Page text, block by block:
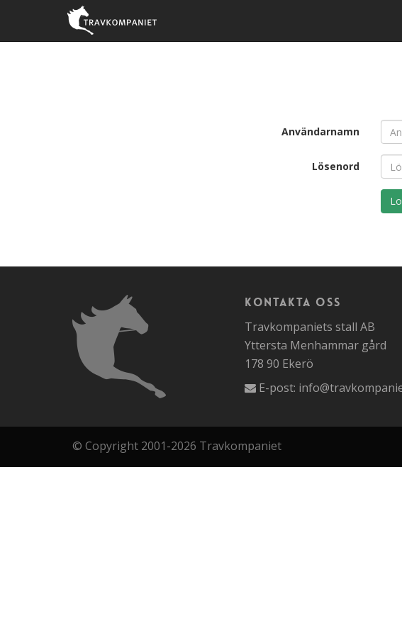
Användarnamn
Lösenord
Kontakta oss
Travkompaniets stall AB
Yttersta Menhammar gård
178 90 Ekerö
E-post:
© Copyright 2001-2026 Travkompaniet